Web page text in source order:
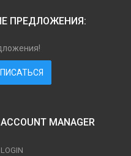
ПРЕДЛОЖЕНИЯ:
ACCOUNT MANAGER
LOGIN